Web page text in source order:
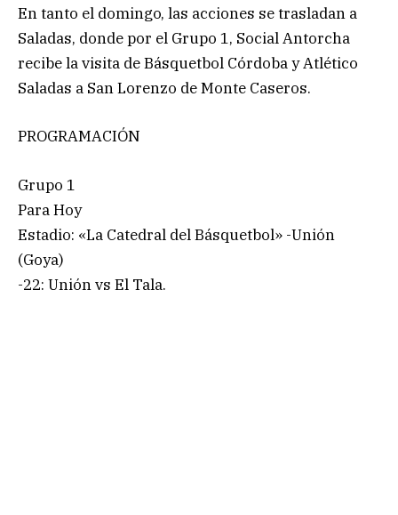
En tanto el domingo, las acciones se trasladan a
Saladas, donde por el Grupo 1, Social Antorcha
recibe la visita de Básquetbol Córdoba y Atlético
Saladas a San Lorenzo de Monte Caseros.
PROGRAMACIÓN
Grupo 1
Para Hoy
Estadio: «La Catedral del Básquetbol» -Unión
(Goya)
-22: Unión vs El Tala.